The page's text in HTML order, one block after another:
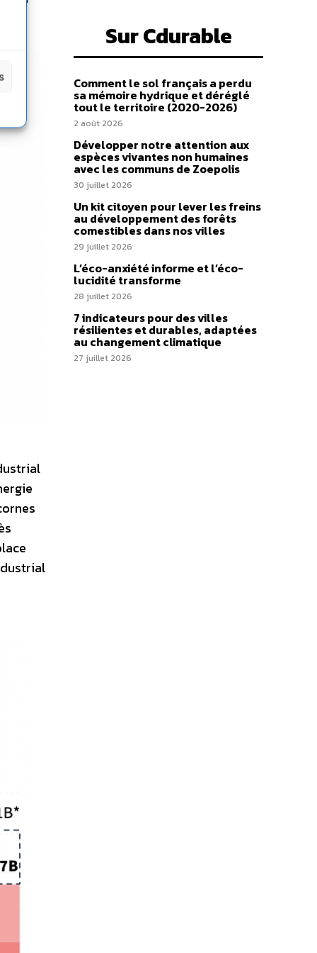
Sur Cdurable
Comment le sol français a perdu
sa mémoire hydrique et déréglé
tout le territoire (2020-2026)
2 août 2026
Développer notre attention aux
espèces vivantes non humaines
avec les communs de Zoepolis
30 juillet 2026
Un kit citoyen pour lever les freins
au développement des forêts
comestibles dans nos villes
29 juillet 2026
L’éco-anxiété informe et l’éco-
lucidité transforme
28 juillet 2026
7 indicateurs pour des villes
résilientes et durables, adaptées
au changement climatique
27 juillet 2026